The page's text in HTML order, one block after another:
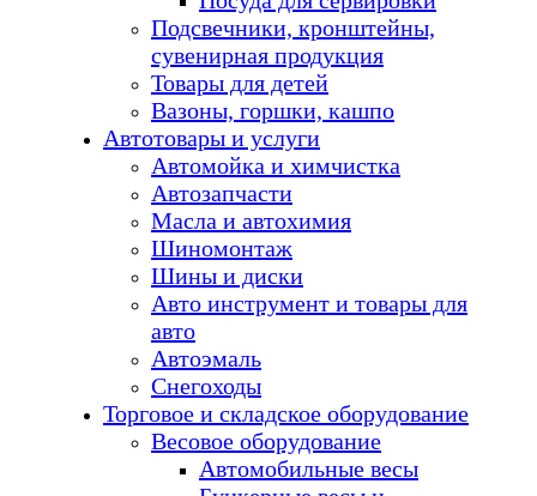
Подсвечники, кронштейны,
сувенирная продукция
Товары для детей
Вазоны, горшки, кашпо
Автотовары и услуги
Автомойка и химчистка
Автозапчасти
Масла и автохимия
Шиномонтаж
Шины и диски
Авто инструмент и товары для
авто
Автоэмаль
Снегоходы
Торговое и складское оборудование
Весовое оборудование
Автомобильные весы